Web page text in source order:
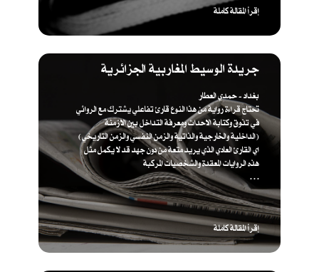
إقرأ المقالة كاملة
جريدة الوسيط المغاربية الجزائرية
بغداد - حمدي العطار
تحتاج قراءة رواية من هذا النوع قارئ تفاعلي يشترك مع الروائي
في تذوق وكتابة الاحداث ومعرفة التداخل بين الازمنة
(الداخلية والخارجية والذاتية والزمن النفسي والزمن التاريخي)
اي القارئ العادي الذي يريد متعة من دون جهد قد لا يكمل مثل
هذه الروايات المعقدة والشخصيات المركبة
. . .
إقرأ المقالة كاملة